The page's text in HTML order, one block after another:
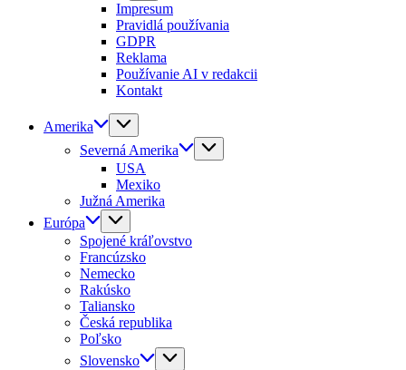
Impresum
Pravidlá používania
GDPR
Reklama
Používanie AI v redakcii
Kontakt
Amerika
Severná Amerika
USA
Mexiko
Južná Amerika
Európa
Spojené kráľovstvo
Francúzsko
Nemecko
Rakúsko
Taliansko
Česká republika
Poľsko
Slovensko